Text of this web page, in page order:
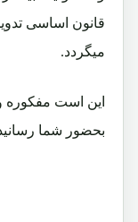
قانون اساسی
میگردد.
این است مفکوره
بحضور شما